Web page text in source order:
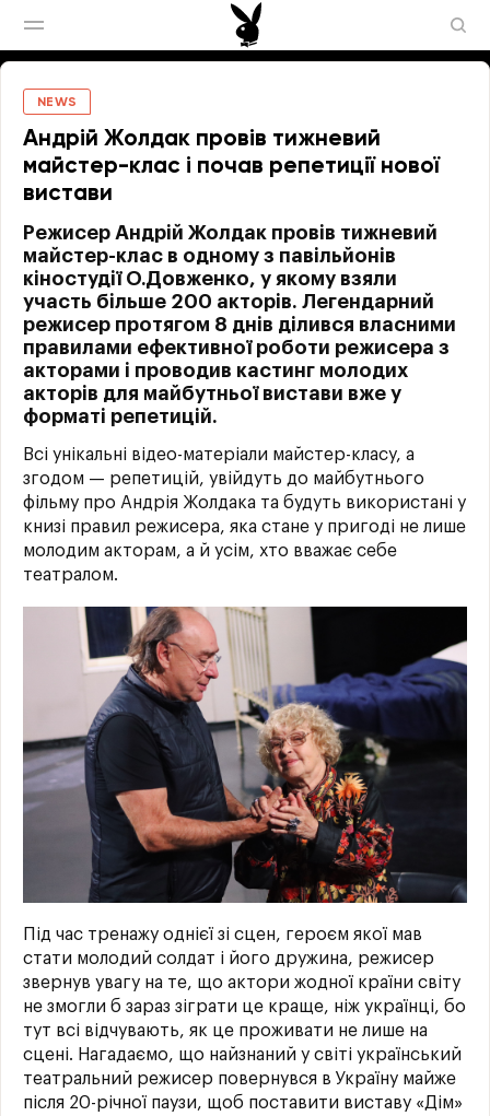
NEWS
Андрій Жолдак провів тижневий
майстер-клас і почав репетиції нової
вистави
Режисер Андрій Жолдак провів тижневий
майстер-клас в одному з павільйонів
кіностудії О.Довженко, у якому взяли
участь більше 200 акторів. Легендарний
режисер протягом 8 днів ділився власними
правилами ефективної роботи режисера з
акторами і проводив кастинг молодих
акторів для майбутньої вистави вже у
форматі репетицій.
Всі унікальні відео-матеріали майстер-класу, а
згодом — репетицій, увійдуть до майбутнього
фільму про Андрія Жолдака та будуть використані у
книзі правил режисера, яка стане у пригоді не лише
молодим акторам, а й усім, хто вважає себе
театралом.
Під час тренажу однієї зі сцен, героєм якої мав
стати молодий солдат і його дружина, режисер
звернув увагу на те, що актори жодної країни світу
не змогли б зараз зіграти це краще, ніж українці, бо
тут всі відчувають, як це проживати не лише на
сцені. Нагадаємо, що найзнаний у світі український
театральний режисер повернувся в Україну майже
після 20-річної паузи, щоб поставити виставу «Дім»